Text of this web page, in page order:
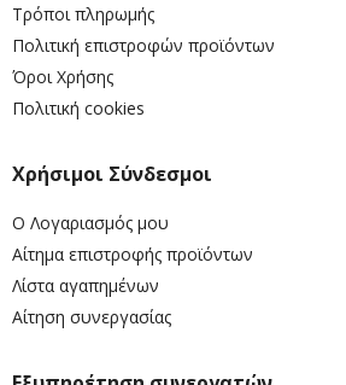
Τρόποι πληρωμής
Πολιτική επιστροφών προϊόντων
Όροι Χρήσης
Πολιτική cookies
Χρήσιμοι Σύνδεσμοι
Ο Λογαριασμός μου
Αίτημα επιστροφής προϊόντων
Λίστα αγαπημένων
Αίτηση συνεργασίας